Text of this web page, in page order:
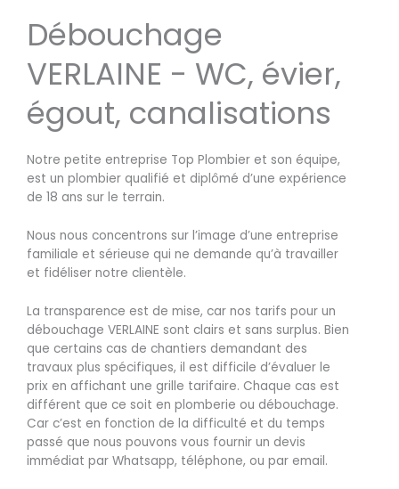
Débouchage
VERLAINE - WC, évier,
égout, canalisations
Notre petite entreprise Top Plombier et son équipe,
est un plombier qualifié et diplômé d’une expérience
de 18 ans sur le terrain.
Nous nous concentrons sur l’image d’une entreprise
familiale et sérieuse qui ne demande qu’à travailler
et fidéliser notre clientèle.
La transparence est de mise, car nos tarifs pour un
débouchage VERLAINE sont clairs et sans surplus. Bien
que certains cas de chantiers demandant des
travaux plus spécifiques, il est difficile d’évaluer le
prix en affichant une grille tarifaire. Chaque cas est
différent que ce soit en plomberie ou débouchage.
Car c’est en fonction de la difficulté et du temps
passé que nous pouvons vous fournir un devis
immédiat par Whatsapp, téléphone, ou par email.